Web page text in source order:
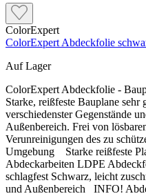
ColorExpert
ColorExpert Abdeckfolie
Auf Lager
ColorExpert Abdeckfolie -
Starke, reißfeste Bauplane sehr
verschiedenster Gegenstände
Außenbereich. Frei von
Verunreinigungen des zu
Umgebung Starke reißfeste
Abdeckarbeiten LDPE
schlagfest Schwarz, leicht
und Außenbereich INFO!